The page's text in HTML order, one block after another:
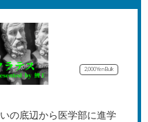
2,000YenBulk
の底辺から医学部に進学